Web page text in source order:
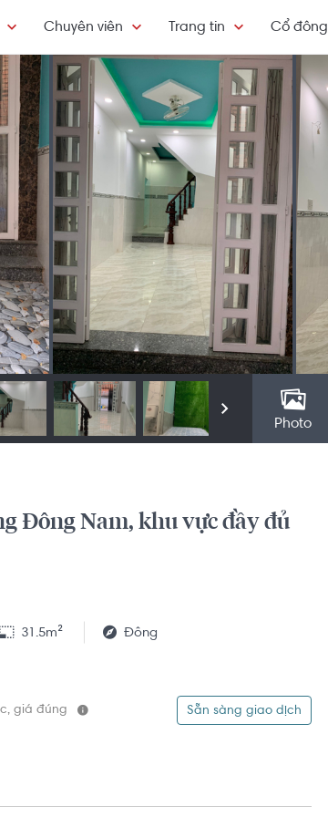
Chuyên viên Trang tin Cổ đông
Photo
Đông Nam, khu vực đầy đủ
31.5m² Đông
giá đúng Sẵn sàng giao dịch